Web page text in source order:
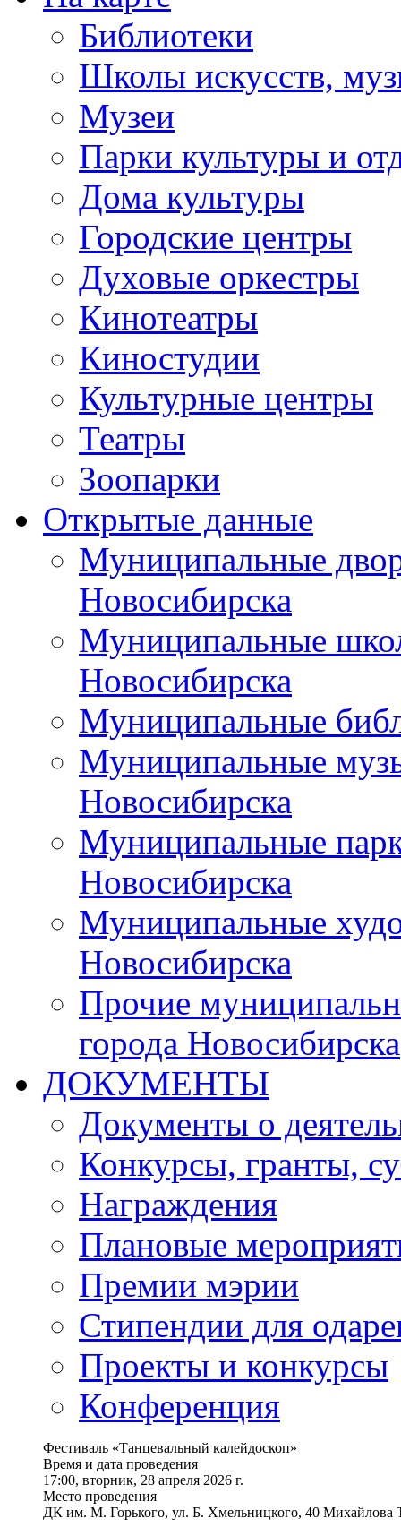
Библиотеки
Школы искусств,
Музеи
Парки культуры и
Дома культуры
Городские центры
Духовые оркестры
Кинотеатры
Киностудии
Культурные центры
Театры
Зоопарки
Открытые данные
Муниципальные
Новосибирска
Муниципальные
Новосибирска
Муниципальные
Муниципальные
Новосибирска
Муниципальные
Новосибирска
Муниципальные
Новосибирска
Прочие
города Новосибирска
ДОКУМЕНТЫ
Документы о
Конкурсы, гранты,
Награждения
Плановые
Премии мэрии
Стипендии для
Проекты и конкурсы
Конференция
Фестиваль «Танцевальный калейдоскоп»
Время и дата проведения
17:00, вторник, 28 апреля 2026 г.
Место проведения
ДК им. М. Горького, ул. Б. Хмельницкого, 40 Михайлова